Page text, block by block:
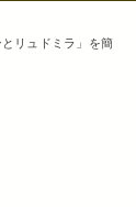
リュドミラ」を簡